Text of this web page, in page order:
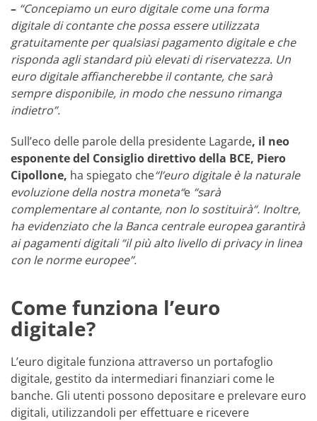
– “Concepiamo un euro digitale come una forma
digitale di contante che possa essere utilizzata
gratuitamente per qualsiasi pagamento digitale e che
risponda agli standard più elevati di riservatezza. Un
euro digitale affiancherebbe il contante, che sarà
sempre disponibile, in modo che nessuno rimanga
indietro”.
Sull’eco delle parole della presidente Lagarde, il neo
esponente del Consiglio direttivo della BCE, Piero
Cipollone, ha spiegato che“l’euro digitale è la naturale
evoluzione della nostra moneta“e “sarà
complementare al contante, non lo sostituirà“. Inoltre,
ha evidenziato che la Banca centrale europea garantirà
ai pagamenti digitali “il più alto livello di privacy in linea
con le norme europee”.
Come funziona l’euro
digitale?
L’euro digitale funziona attraverso un portafoglio
digitale, gestito da intermediari finanziari come le
banche. Gli utenti possono depositare e prelevare euro
digitali, utilizzandoli per effettuare e ricevere